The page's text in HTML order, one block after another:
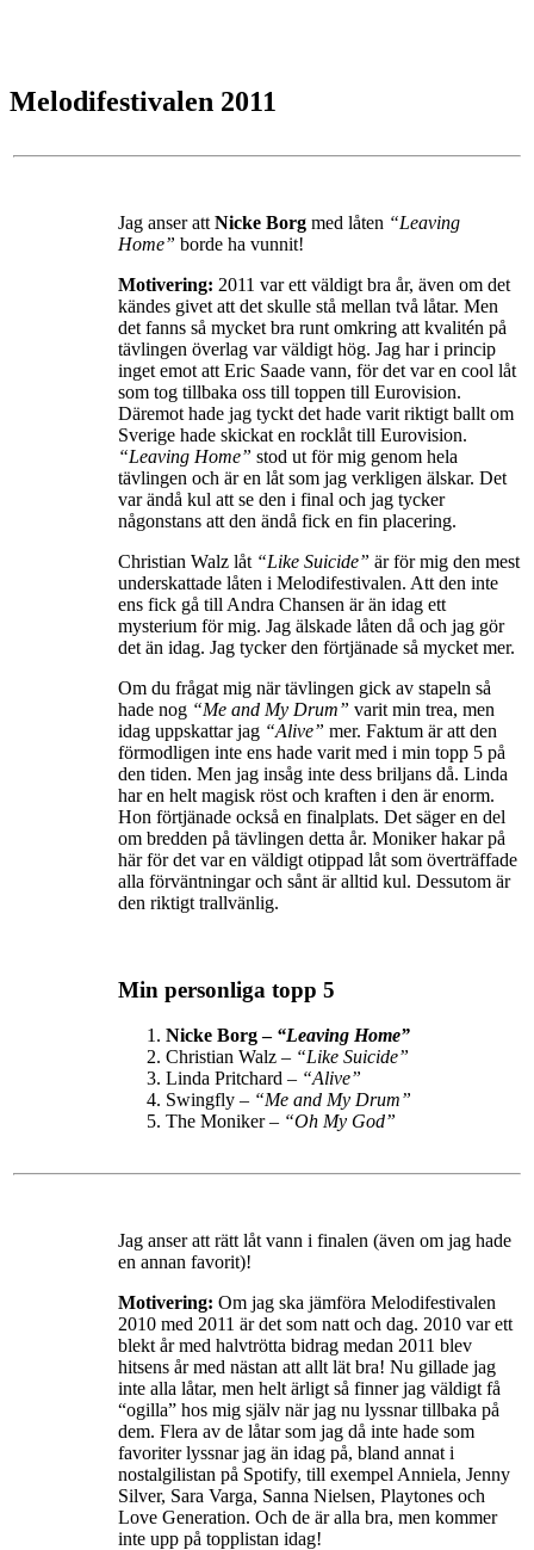
Melodifestivalen 2011
Jag anser att Nicke Borg med låten “Leaving
Home” borde ha vunnit!
Motivering: 2011 var ett väldigt bra år, även om det
kändes givet att det skulle stå mellan två låtar. Men
det fanns så mycket bra runt omkring att kvalitén på
tävlingen överlag var väldigt hög. Jag har i princip
inget emot att Eric Saade vann, för det var en cool låt
som tog tillbaka oss till toppen till Eurovision.
Däremot hade jag tyckt det hade varit riktigt ballt om
Sverige hade skickat en rocklåt till Eurovision.
“Leaving Home” stod ut för mig genom hela
tävlingen och är en låt som jag verkligen älskar. Det
var ändå kul att se den i final och jag tycker
någonstans att den ändå fick en fin placering.
Christian Walz låt “Like Suicide” är för mig den mest
underskattade låten i Melodifestivalen. Att den inte
ens fick gå till Andra Chansen är än idag ett
mysterium för mig. Jag älskade låten då och jag gör
det än idag. Jag tycker den förtjänade så mycket mer.
Om du frågat mig när tävlingen gick av stapeln så
hade nog “Me and My Drum” varit min trea, men
idag uppskattar jag “Alive” mer. Faktum är att den
förmodligen inte ens hade varit med i min topp 5 på
den tiden. Men jag insåg inte dess briljans då. Linda
har en helt magisk röst och kraften i den är enorm.
Hon förtjänade också en finalplats. Det säger en del
om bredden på tävlingen detta år. Moniker hakar på
här för det var en väldigt otippad låt som överträffade
alla förväntningar och sånt är alltid kul. Dessutom är
den riktigt trallvänlig.
Min personliga topp 5
Nicke Borg – “Leaving Home”
Christian Walz – “Like Suicide”
Linda Pritchard – “Alive”
Swingfly – “Me and My Drum”
The Moniker – “Oh My God”
Jag anser att rätt låt vann i finalen (även om jag hade
en annan favorit)!
Motivering: Om jag ska jämföra Melodifestivalen
2010 med 2011 är det som natt och dag. 2010 var ett
blekt år med halvtrötta bidrag medan 2011 blev
hitsens år med nästan att allt lät bra! Nu gillade jag
inte alla låtar, men helt ärligt så finner jag väldigt få
“ogilla” hos mig själv när jag nu lyssnar tillbaka på
dem. Flera av de låtar som jag då inte hade som
favoriter lyssnar jag än idag på, bland annat i
nostalgilistan på Spotify, till exempel Anniela, Jenny
Silver, Sara Varga, Sanna Nielsen, Playtones och
Love Generation. Och de är alla bra, men kommer
inte upp på topplistan idag!